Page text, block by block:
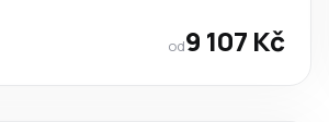
od9 107 Kč